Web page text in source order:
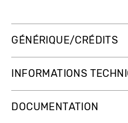
GÉNÉRIQUE/CRÉDITS
INFORMATIONS
DOCUMENTATION